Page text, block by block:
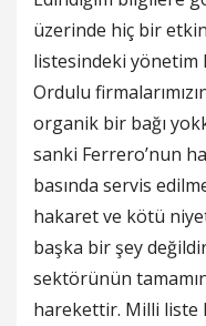
üzerinde hiç bir
listesindeki
Ordulu
organik bir bağı
sanki Ferrero’nun
basında servis
hakaret ve kötü
başka bir şey
sektörünün
harekettir. Milli liste